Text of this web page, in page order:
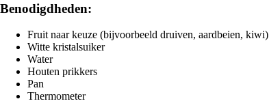
Benodigdheden:
Fruit naar keuze (bijvoorbeeld druiven, aardbeien, kiwi)
Witte kristalsuiker
Water
Houten prikkers
Pan
Thermometer